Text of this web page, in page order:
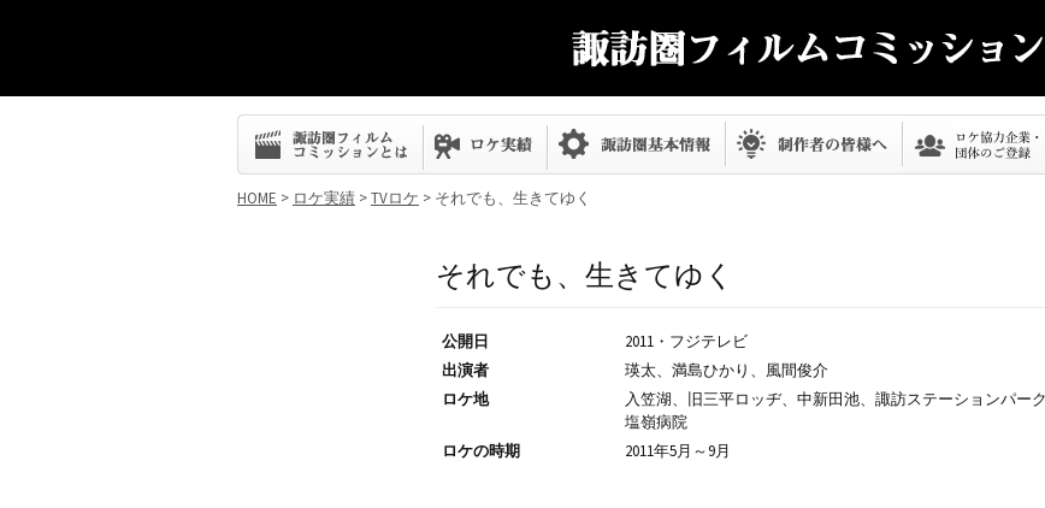
コ
テ
ン
HOME > ロケ実績 >TVロケ > それでも、生きてゆく
それでも、生きてゆく
公開日
2011・フジテレビ
出演者
瑛太、満島ひかり、風間俊介
ロケ地
入笠湖、旧三平ロッヂ、中新田池、諏訪ステーションパー
塩嶺病院
ロケの時期
2011年5月～9月